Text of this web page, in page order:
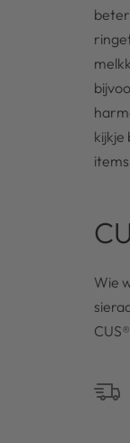
kijkje
Wie